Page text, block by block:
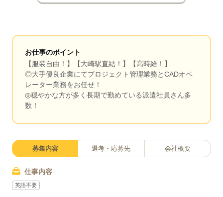
お仕事のポイント
【服装自由！】【大崎駅直結！】【高時給！】
◎大手優良企業にてプロジェクト管理業務とCADオペ
レーター業務をお任せ！
◎穏やかな方が多く長期で勤めている派遣社員さん多
数！
募集内容 選考・応募先 会社概要
仕事内容
英語不要